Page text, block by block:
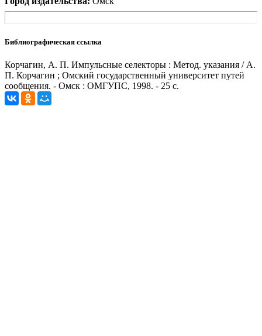
Библиографическая ссылка
Корчагин, А. П. Импульсные селекторы : Метод. указания / А.
П. Корчагин ; Омский государственный университет путей
сообщения. - Омск : ОМГУПС, 1998. - 25 с.